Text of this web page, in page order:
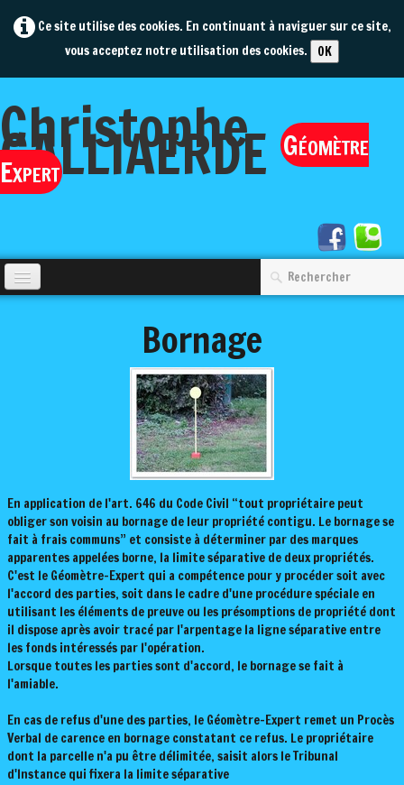
Ce site utilise des cookies. En continuant à naviguer sur ce site,
vous acceptez notre utilisation des cookies.
OK
Christophe
GALLIAERDE Géomètre
Expert
Bornage
En application de l'art. 646 du Code Civil “tout propriétaire peut
obliger son voisin au bornage de leur propriété contigu. Le bornage se
fait à frais communs” et consiste à déterminer par des marques
apparentes appelées borne, la limite séparative de deux propriétés.
C'est le Géomètre-Expert qui a compétence pour y procéder soit avec
l'accord des parties, soit dans le cadre d'une procédure spéciale en
utilisant les éléments de preuve ou les présomptions de propriété dont
il dispose après avoir tracé par l'arpentage la ligne séparative entre
les fonds intéressés par l'opération.
Lorsque toutes les parties sont d'accord, le bornage se fait à
l'amiable.
En cas de refus d'une des parties, le Géomètre-Expert remet un Procès
Verbal de carence en bornage constatant ce refus. Le propriétaire
dont la parcelle n'a pu être délimitée, saisit alors le Tribunal
d'Instance qui fixera la limite séparative